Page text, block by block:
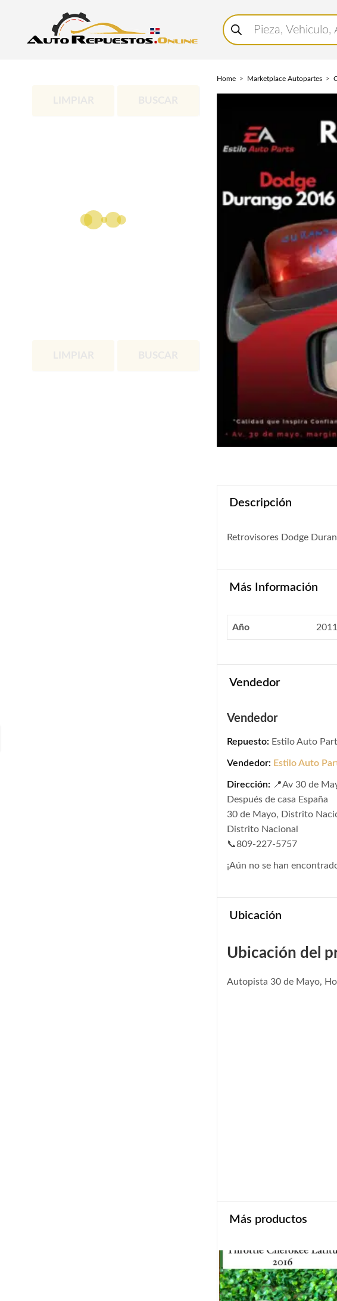
Buscar
productos
Home Marketplace Autopartes
Descripción
Retrovisores Dodge
Más Información
Año
Vendedor
Vendedor
Repuesto: Estilo Auto
Vendedor: Estilo Auto
Dirección: 📍Av 30 de
Después de casa España
30 de Mayo, Distrito
Distrito Nacional
📞809-227-5757
¡Aún no se han
Ubicación
Ubicación del
Autopista 30 de Mayo,
Más productos